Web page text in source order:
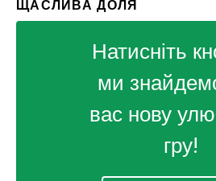
ЩАСЛИВА ДОЛЯ
Натисніть
ми
вас нову
гру!